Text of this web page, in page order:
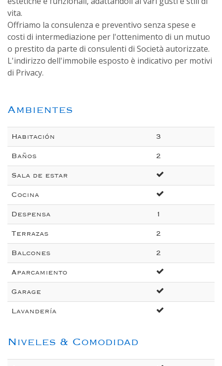
vita.
Offriamo la consulenza e preventivo senza spese e
costi di intermediazione per l'ottenimento di un mutuo
o prestito da parte di consulenti di Società autorizzate.
L'indirizzo dell'immobile esposto è indicativo per motivi
di Privacy.
Ambientes
Habitación 3
Baños 2
Sala de estar
Cocina
Despensa 1
Terrazas 2
Balcones 2
Aparcamiento
Garage
Lavandería
Niveles & Comodidad